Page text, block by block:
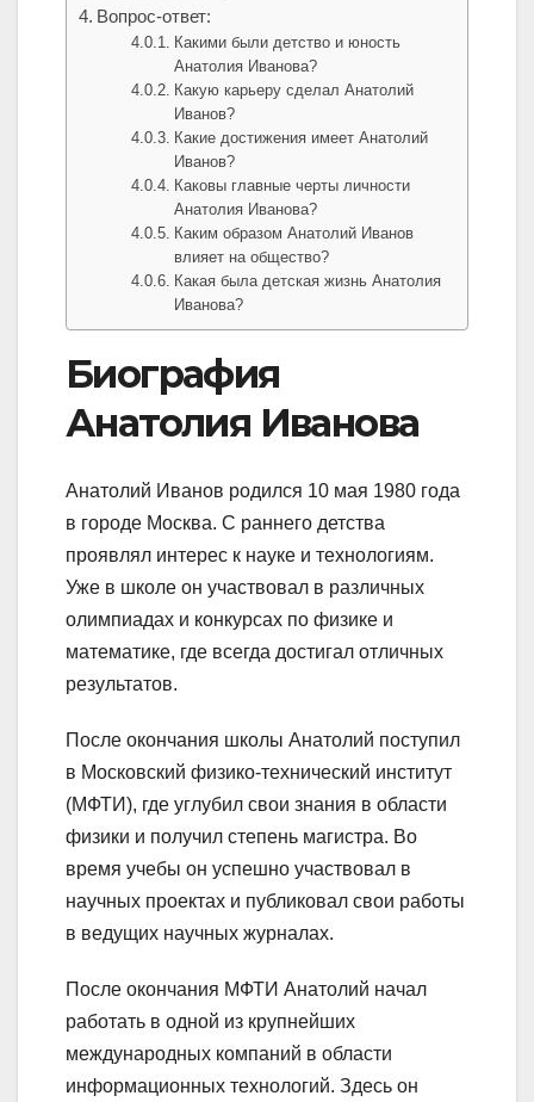
Вопрос-ответ:
Какими были детство и юность
Анатолия Иванова?
Какую карьеру сделал Анатолий
Иванов?
Какие достижения имеет Анатолий
Иванов?
Каковы главные черты личности
Анатолия Иванова?
Каким образом Анатолий Иванов
влияет на общество?
Какая была детская жизнь Анатолия
Иванова?
Биография
Анатолия Иванова
Анатолий Иванов родился 10 мая 1980 года
в городе Москва. С раннего детства
проявлял интерес к науке и технологиям.
Уже в школе он участвовал в различных
олимпиадах и конкурсах по физике и
математике, где всегда достигал отличных
результатов.
После окончания школы Анатолий поступил
в Московский физико-технический институт
(МФТИ), где углубил свои знания в области
физики и получил степень магистра. Во
время учебы он успешно участвовал в
научных проектах и публиковал свои работы
в ведущих научных журналах.
После окончания МФТИ Анатолий начал
работать в одной из крупнейших
международных компаний в области
информационных технологий. Здесь он